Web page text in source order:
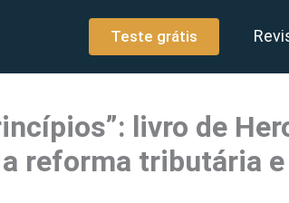
Teste grátis
livro de
reforma tributária